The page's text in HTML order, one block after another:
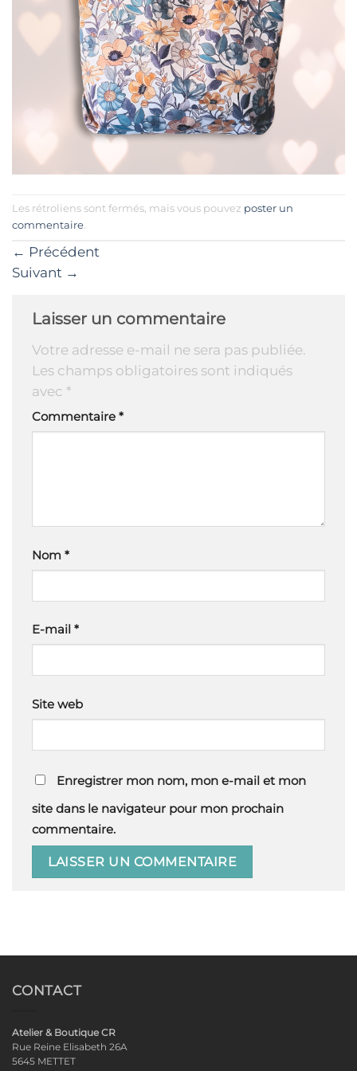
Les rétroliens sont fermés, mais vous pouvez poster un
commentaire
← Précédent
Suivant →
Laisser un commentaire
Votre adresse e-mail ne sera pas publiée.
Les champs obligatoires sont indiqués
avec *
Commentaire *
Nom *
E-mail *
Site web
Enregistrer mon nom, mon e-mail et mon
site dans le navigateur pour mon prochain
commentaire.
CONTACT
Atelier & Boutique CR
Rue Reine Elisabeth 26A
5645 METTET